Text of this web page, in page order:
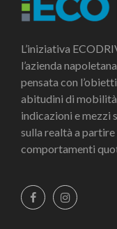
L’iniziativa
l’azienda
pensata con
abitudini di
indicazioni e mezzi
sulla realtà a
comportamenti